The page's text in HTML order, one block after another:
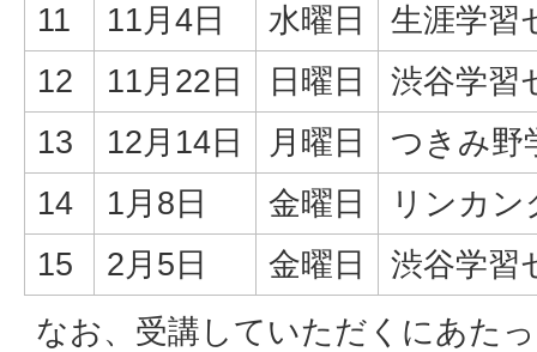
11
11月4日 水曜日
生涯学習
12
11月22日 日曜日
渋谷学習
13
12月14日 月曜日
つきみ野
14
1月8日 金曜日
リンカ
15
2月5日 金曜日
渋谷学習
なお、受講していただくにあた